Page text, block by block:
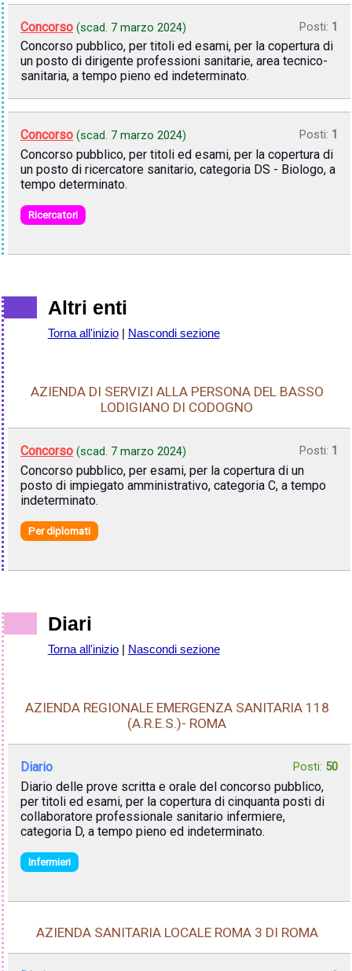
Concorso (scad. 7 marzo 2024) Posti: 1
Concorso pubblico, per titoli ed esami, per la copertura di
un posto di dirigente professioni sanitarie, area tecnico-
sanitaria, a tempo pieno ed indeterminato.
Concorso (scad. 7 marzo 2024) Posti: 1
Concorso pubblico, per titoli ed esami, per la copertura di
un posto di ricercatore sanitario, categoria DS - Biologo, a
tempo determinato.
Ricercatori
Altri enti
Torna all'inizio| Nascondi sezione
AZIENDA DI SERVIZI ALLA PERSONA DEL BASSO
LODIGIANO DI CODOGNO
Concorso (scad. 7 marzo 2024) Posti: 1
Concorso pubblico, per esami, per la copertura di un
posto di impiegato amministrativo, categoria C, a tempo
indeterminato.
Per diplomati
Diari
Torna all'inizio| Nascondi sezione
AZIENDA REGIONALE EMERGENZA SANITARIA 118
(A.R.E.S.)- ROMA
Diario Posti: 50
Diario delle prove scritta e orale del concorso pubblico,
per titoli ed esami, per la copertura di cinquanta posti di
collaboratore professionale sanitario infermiere,
categoria D, a tempo pieno ed indeterminato.
Infermieri
AZIENDA SANITARIA LOCALE ROMA 3 DI ROMA